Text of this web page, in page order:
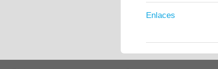
Enlaces